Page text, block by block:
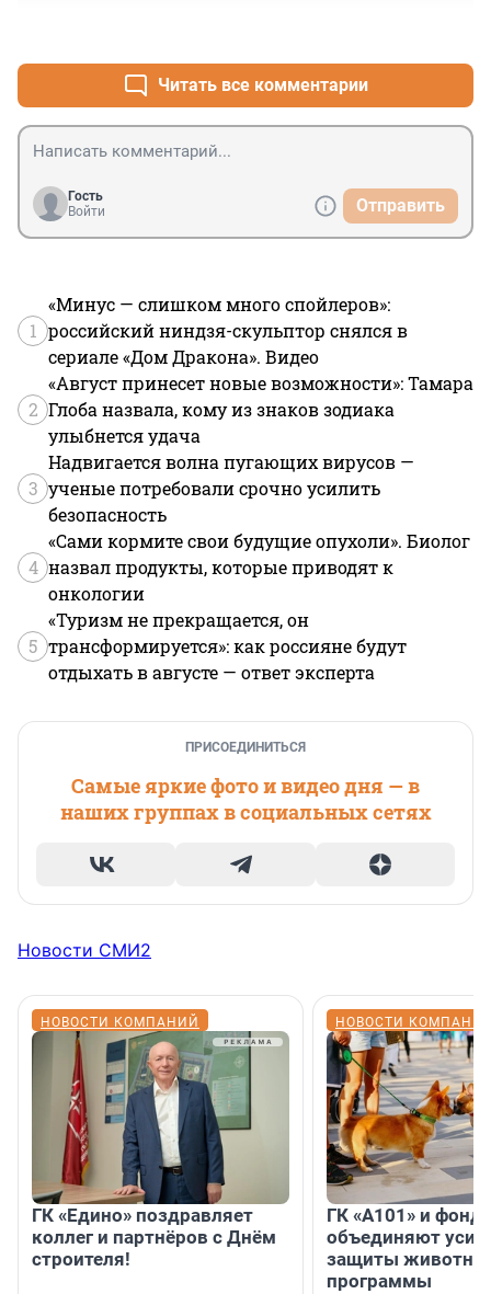
дословно. прикопаться не к чему. идеальный
Читать все комментарии
Гость
Войти
Отправить
1
«Минус — слишком много спойлеров»:
российский ниндзя-скульптор снялся в
сериале «Дом Дракона». Видео
2
«Август принесет новые возможности»: Тамара
Глоба назвала, кому из знаков зодиака
улыбнется удача
3
Надвигается волна пугающих вирусов —
ученые потребовали срочно усилить
безопасность
4
«Сами кормите свои будущие опухоли». Биолог
назвал продукты, которые приводят к
онкологии
5
«Туризм не прекращается, он
трансформируется»: как россияне будут
отдыхать в августе — ответ эксперта
ПРИСОЕДИНИТЬСЯ
Самые яркие фото и видео дня — в
наших группах в социальных сетях
Новости СМИ2
НОВОСТИ КОМПАНИЙ
ГК «Едино» поздравляет
коллег и партнёров с Днём
строителя!
НОВОСТИ
ГК «А101» и фонд
объединяют
защиты
программы